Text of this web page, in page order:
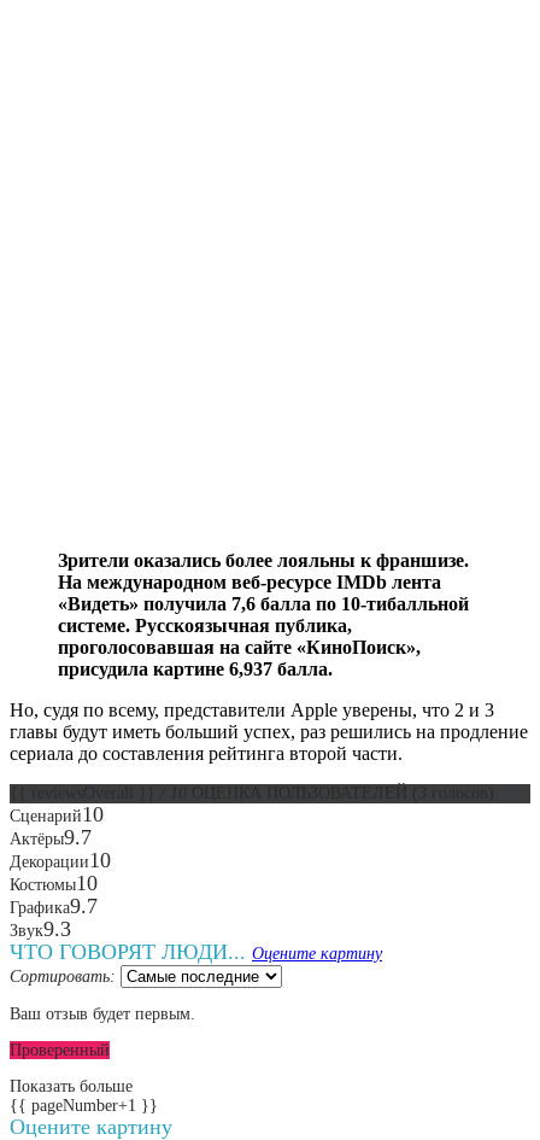
Зрители оказались более лояльны к франшизе.
На международном веб-ресурсе IMDb лента
«Видеть» получила 7,6 балла по 10-тибалльной
системе. Русскоязычная публика,
проголосовавшая на сайте «КиноПоиск»,
присудила картине 6,937 балла.
Но, судя по всему, представители Apple уверены, что 2 и 3
главы будут иметь больший успех, раз решились на продление
сериала до составления рейтинга второй части.
Сценарий10
Актёры9.7
Декорации10
Костюмы10
Графика9.7
Звук9.3
ЧТО ГОВОРЯТ ЛЮДИ... Оцените картину
Сортировать:
Ваш отзыв будет первым.
Проверенный
Показать больше
{{ pageNumber+1 }}
Оцените картину